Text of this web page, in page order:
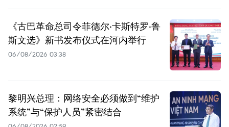
《古巴革命总司令菲德尔·卡斯特罗·鲁
斯文选》新书发布仪式在河内举行
06/08/2026 03:38
黎明兴总理：网络安全必须做到“维护
系统”与“保护人员”紧密结合